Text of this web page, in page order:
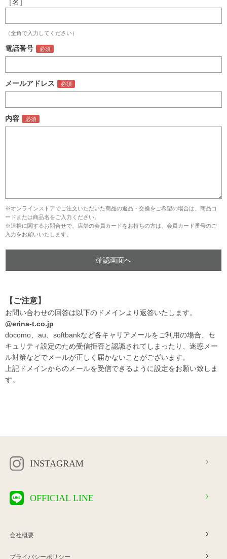
［名］
（全角で入力してください）
電話番号
メールアドレス
内容
※オンラインストアでご注文いただいた商品の返品・交換をご希望の場合は、商品コ
ードまたは商品名をご入力ください。
※連携に関するお問合せで、店舗の会員カードをお持ちの方は、会員カード番号のご
入力をお願いいたします。
【ご注意】
お問い合わせの回答は以下のドメインより返答いたします。
@erina-t.co.jp
docomo、au、softbankなど各キャリアメールをご利用の場合、セ
キュリティ設定のため受信拒否と認識されてしまったり、迷惑メー
ル対策などでメールが正しく届かないことがございます。
上記ドメインからのメールを受信できるように設定をお願い致しま
す。
INSTAGRAM
OFFICIAL LINE
会社概要
プライバシーポリシー